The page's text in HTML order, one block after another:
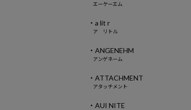
エーケーエム
・a lit r
ア リトル
・ANGENEHM
アンゲネーム
・ATTACHMENT
アタッチメント
・AUI NITE